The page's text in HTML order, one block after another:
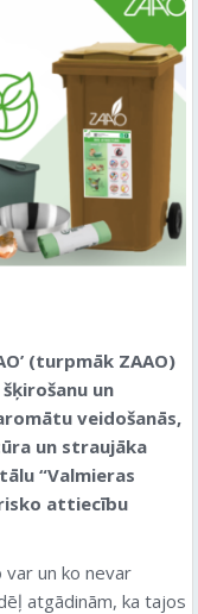
(turpmāk ZAAO)
un
veidošanās,
un straujāka
“Valmieras
attiecību
un ko nevar
atgādinām, ka tajos